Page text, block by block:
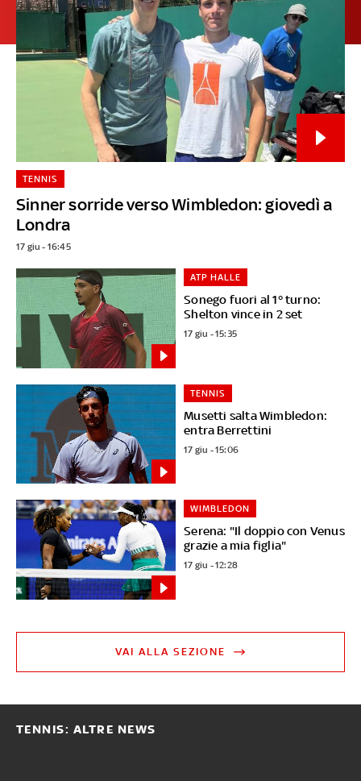
Sinner sorride verso Wimbledon: giovedì a
Londra
TENNIS
17 giu - 16:45
Sonego fuori al 1° turno:
Shelton vince in 2 set
ATP HALLE
17 giu - 15:35
Musetti salta Wimbledon:
entra Berrettini
TENNIS
17 giu - 15:06
Serena: "Il doppio con Venus
grazie a mia figlia"
WIMBLEDON
17 giu - 12:28
VAI ALLA SEZIONE
TENNIS: ALTRE NEWS